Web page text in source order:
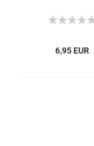
6,95 EUR